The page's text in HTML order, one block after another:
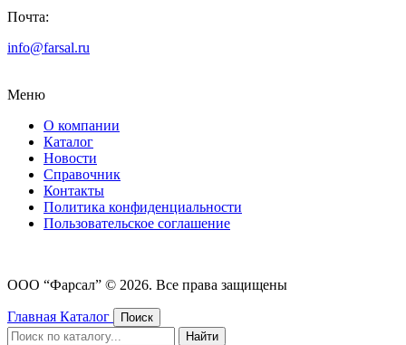
Почта:
info@farsal.ru
Меню
О компании
Каталог
Новости
Cправочник
Контакты
Политика конфиденциальности
Пользовательское соглашение
ООО “Фарсал” © 2026. Все права защищены
Главная Каталог
Поиск
Найти